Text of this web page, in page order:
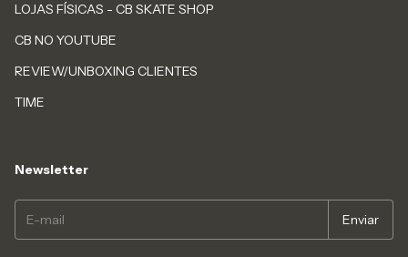
LOJAS FÍSICAS - CB SKATE SHOP
CB NO YOUTUBE
REVIEW/UNBOXING CLIENTES
TIME
Newsletter